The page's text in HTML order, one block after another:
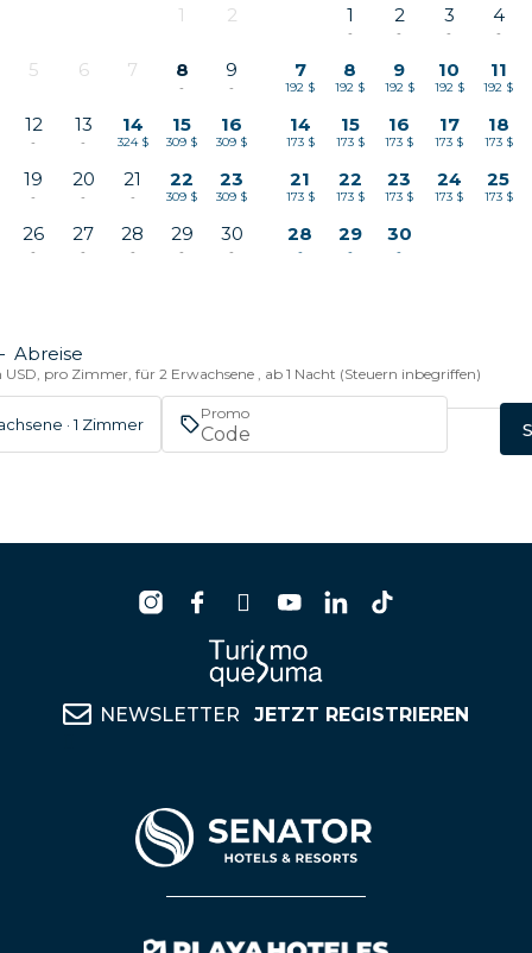
1 2
5 6 7 8
-
9
-
12
-
13
-
14
324 $
15
309 $
16
309 $
19
-
20
-
21
-
22
309 $
23
309 $
26
-
27
-
28
-
29
-
30
-
1
-
2
-
3
-
4
-
7
192 $
8
192 $
9
192 $
10
192 $
11
192 $
14
173 $
15
173 $
16
173 $
17
173 $
18
173 $
21
173 $
22
173 $
23
173 $
24
173 $
25
173 $
28
-
29
-
30
-
Abreise
USD, pro Zimmer, für 2 Erwachsene , ab 1 Nacht (Steuern inbegriffen)
· 1 Zimmer
Promo
NEWSLETTER JETZT REGISTRIEREN